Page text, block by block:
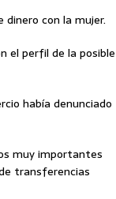
dinero con la mujer.
el perfil de la posible
había denunciado
muy importantes
transferencias